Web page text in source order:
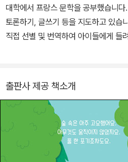
대학에서 프랑스 문학을 공부했습니
토론하기, 글쓰기 등을 지도하고 있습
직접 선별 및 번역하여 아이들에게 들
출판사 제공 책소개